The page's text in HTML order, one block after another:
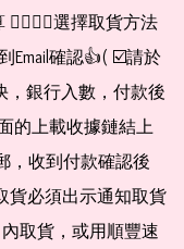
選擇取貨方法
Email確認👍( ☑️請於
，銀行入數，付款後
的上載收據鏈結上
，收到付款確認後
貨必須出示通知取貨
取貨，或用順豐速